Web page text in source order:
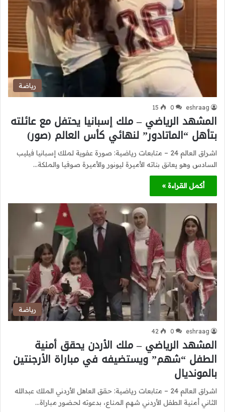
رياضة
eshraag
0
15
المشهد الرياضي – ملك إسبانيا يحتفل مع عائلته
بتأهل “الماتادور” لنهائي كأس العالم (صور)
اشراق العالم 24 – متابعات رياضية: صورة عفوية لملك إسبانيا فيليب
السادس وهو يعانق بناته الأميرة ليونور والأميرة صوفيا والملكة…
أكمل القراءة »
رياضة
eshraag
0
42
المشهد الرياضي – ملك الأردن يحقق أمنية
الطفل “شهم” ويستضيفه في مباراة الأرجنتين
بالمونديال
اشراق العالم 24 – متابعات رياضية: حقق العاهل الأردني الملك عبدالله
الثاني أمنية الطفل الأردني شهم المناع، بدعوته لحضور مباراة…